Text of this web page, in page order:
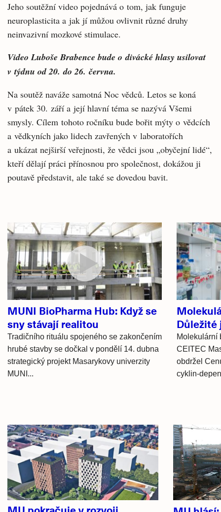
Jeho soutěžní video pojednává o tom, jak funguje
neuroplasticita a jak jí můžou ovlivnit různé druhy
neinvazivní mozkové stimulace.
Video Luboše Brabence bude o divácké hlasy usilovat
v týdnu od 20. do 26. června.
Na soutěž naváže samotná Noc vědců. Letos se koná
v pátek 30. září a její hlavní téma se nazývá Všemi
smysly. Cílem tohoto ročníku bude bořit mýty o vědcích
a vědkyních jako lidech zavřených v laboratořích
a ukázat nejširší veřejnosti, že vědci jsou „obyčejní lidé“,
kteří dělají práci přínosnou pro společnost, dokážou ji
poutavě představit, ale také se dovedou bavit.
Související
články
MUNI BioPharma Hub: Když se
sny stávají realitou
Tradičního rituálu spojeného se zakončením
hrubé stavby se dočkal v pondělí 14. dubna
strategický projekt Masarykovy univerzity
MUNI...
Důležité
Molekulární
CEITEC
obdržel
cyklin-
Hlavní
novinky